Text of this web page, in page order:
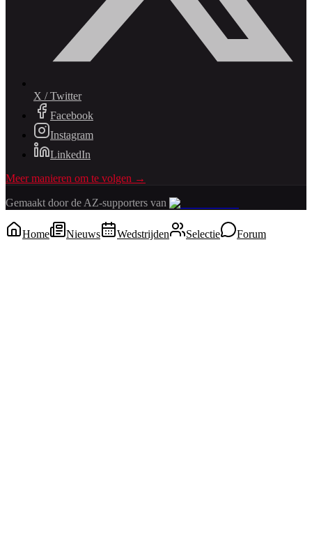
X / Twitter
Facebook
Instagram
LinkedIn
Meer manieren om te volgen →
Gemaakt door de AZ-supporters van
Home Nieuws Wedstrijden Selectie Forum